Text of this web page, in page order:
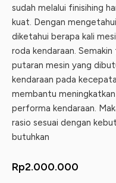
sudah melalui finisihing
kuat. Dengan
diketahui berapa kali
roda kendaraan.
putaran mesin yang
kendaraan pada
membantu
performa kendaraan.
rasio sesuai dengan
butuhkan
Rp2.000.000